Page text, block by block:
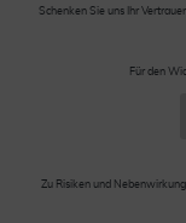
Schenken Sie uns Ihr
Für den
Zu Risiken und